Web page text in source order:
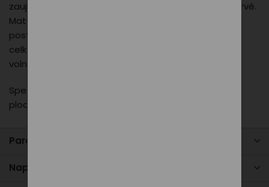
zaujme na první pohled. Dostupné v černé i šedé barvě.
Materiál je příjemný na nošení a střih padne každé
postavě. Nechybí decentní logo PXI jako součást
celkového designu. Ideální na běžné nošení i
volnočasové aktivity.
Speciální digitální potisk, který netvoří neprodyšnou
plochu.
Parametry produktu
Napište nám